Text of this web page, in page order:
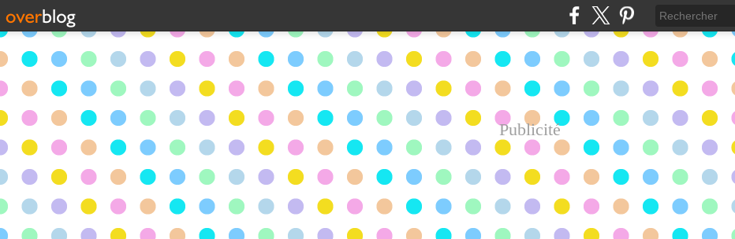
Publicité